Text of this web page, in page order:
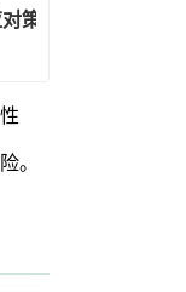
策略
。